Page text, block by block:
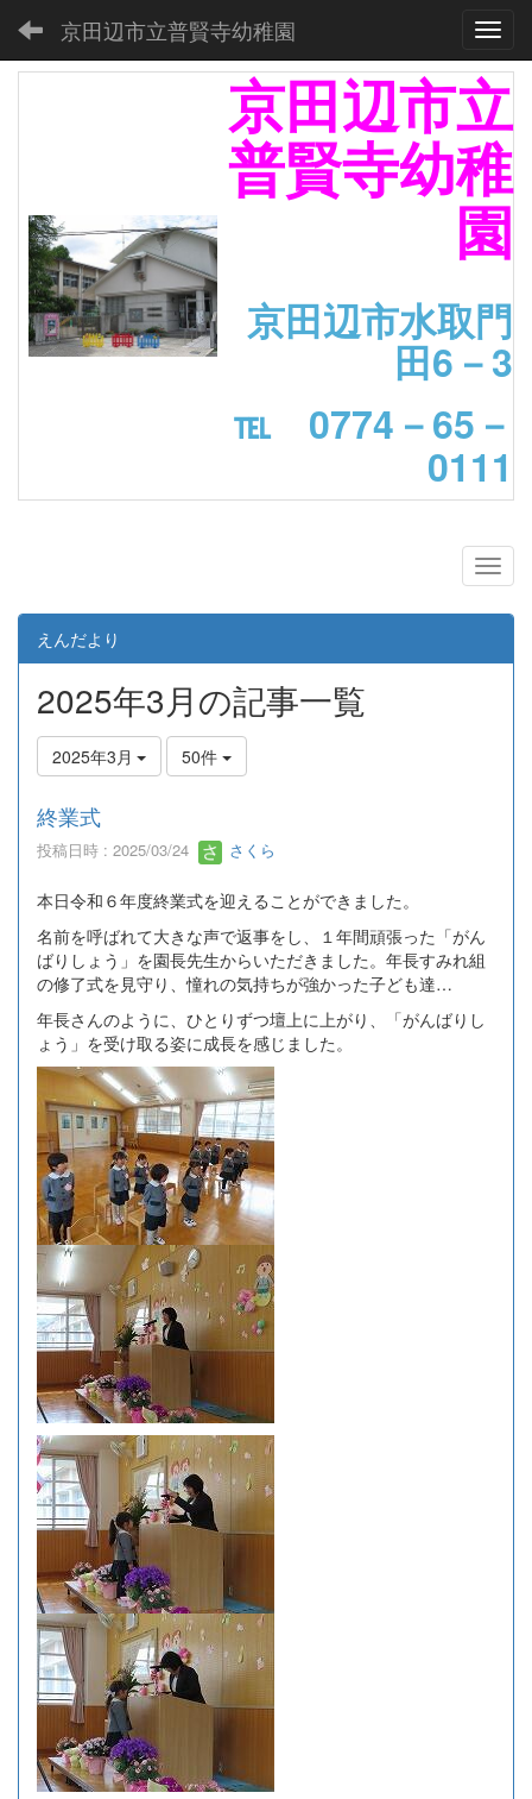
京田辺市立普賢寺幼稚園
京田辺市立
普賢寺幼稚
園
京田辺市水取門
田6－3
℡ 0774－65－
0111
えんだより
2025年3月の記事一覧
2025年3月 50件
終業式
投稿日時 : 2025/03/24 さくら
本日令和６年度終業式を迎えることができました。
名前を呼ばれて大きな声で返事をし、１年間頑張った「がん
ばりしょう」を園長先生からいただきました。年長すみれ組
の修了式を見守り、憧れの気持ちが強かった子ども達…
年長さんのように、ひとりずつ壇上に上がり、「がんばりし
ょう」を受け取る姿に成長を感じました。